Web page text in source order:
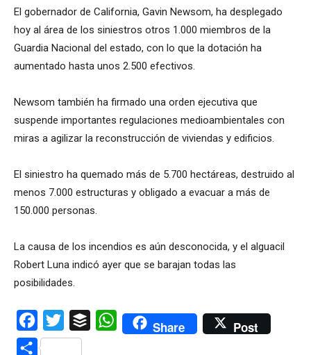
El gobernador de California, Gavin Newsom, ha desplegado
hoy al área de los siniestros otros 1.000 miembros de la
Guardia Nacional del estado, con lo que la dotación ha
aumentado hasta unos 2.500 efectivos.
Newsom también ha firmado una orden ejecutiva que
suspende importantes regulaciones medioambientales con
miras a agilizar la reconstrucción de viviendas y edificios.
El siniestro ha quemado más de 5.700 hectáreas, destruido al
menos 7.000 estructuras y obligado a evacuar a más de
150.000 personas.
La causa de los incendios es aún desconocida, y el alguacil
Robert Luna indicó ayer que se barajan todas las
posibilidades.
Facebook
Twitter Buffer WhatsAppShare Post
Compartir